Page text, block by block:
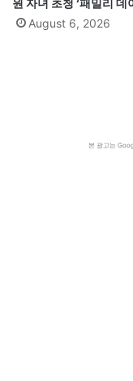
원 자녀 초청 ‘패밀리 데
August 6, 2026
본 광고는